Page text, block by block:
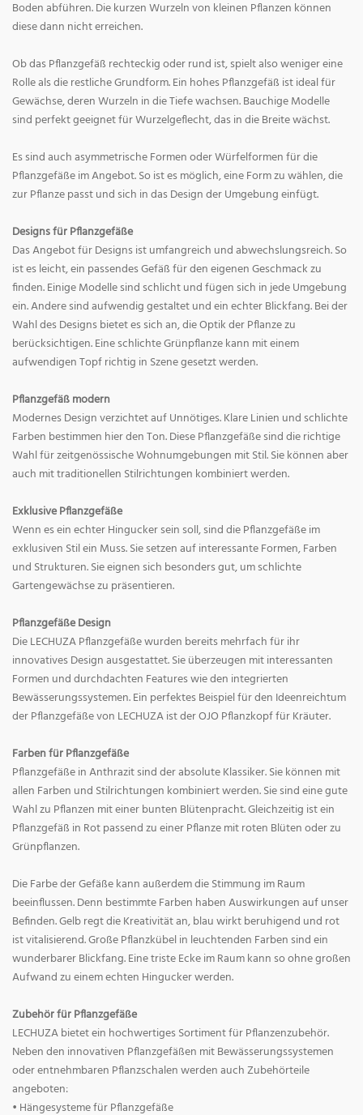
Boden abführen. Die kurzen Wurzeln von kleinen Pflanzen können
diese dann nicht erreichen.
Ob das Pflanzgefäß rechteckig oder rund ist, spielt also weniger eine
Rolle als die restliche Grundform. Ein hohes Pflanzgefäß ist ideal für
Gewächse, deren Wurzeln in die Tiefe wachsen. Bauchige Modelle
sind perfekt geeignet für Wurzelgeflecht, das in die Breite wächst.
Es sind auch asymmetrische Formen oder Würfelformen für die
Pflanzgefäße im Angebot. So ist es möglich, eine Form zu wählen, die
zur Pflanze passt und sich in das Design der Umgebung einfügt.
Designs für Pflanzgefäße
Das Angebot für Designs ist umfangreich und abwechslungsreich. So
ist es leicht, ein passendes Gefäß für den eigenen Geschmack zu
finden. Einige Modelle sind schlicht und fügen sich in jede Umgebung
ein. Andere sind aufwendig gestaltet und ein echter Blickfang. Bei der
Wahl des Designs bietet es sich an, die Optik der Pflanze zu
berücksichtigen. Eine schlichte Grünpflanze kann mit einem
aufwendigen Topf richtig in Szene gesetzt werden.
Pflanzgefäß modern
Modernes Design verzichtet auf Unnötiges. Klare Linien und schlichte
Farben bestimmen hier den Ton. Diese Pflanzgefäße sind die richtige
Wahl für zeitgenössische Wohnumgebungen mit Stil. Sie können aber
auch mit traditionellen Stilrichtungen kombiniert werden.
Exklusive Pflanzgefäße
Wenn es ein echter Hingucker sein soll, sind die Pflanzgefäße im
exklusiven Stil ein Muss. Sie setzen auf interessante Formen, Farben
und Strukturen. Sie eignen sich besonders gut, um schlichte
Gartengewächse zu präsentieren.
Pflanzgefäße Design
Die LECHUZA Pflanzgefäße wurden bereits mehrfach für ihr
innovatives Design ausgestattet. Sie überzeugen mit interessanten
Formen und durchdachten Features wie den integrierten
Bewässerungssystemen. Ein perfektes Beispiel für den Ideenreichtum
der Pflanzgefäße von LECHUZA ist der OJO Pflanzkopf für Kräuter.
Farben für Pflanzgefäße
Pflanzgefäße in Anthrazit sind der absolute Klassiker. Sie können mit
allen Farben und Stilrichtungen kombiniert werden. Sie sind eine gute
Wahl zu Pflanzen mit einer bunten Blütenpracht. Gleichzeitig ist ein
Pflanzgefäß in Rot passend zu einer Pflanze mit roten Blüten oder zu
Grünpflanzen.
Die Farbe der Gefäße kann außerdem die Stimmung im Raum
beeinflussen. Denn bestimmte Farben haben Auswirkungen auf unser
Befinden. Gelb regt die Kreativität an, blau wirkt beruhigend und rot
ist vitalisierend. Große Pflanzkübel in leuchtenden Farben sind ein
wunderbarer Blickfang. Eine triste Ecke im Raum kann so ohne großen
Aufwand zu einem echten Hingucker werden.
Zubehör für Pflanzgefäße
LECHUZA bietet ein hochwertiges Sortiment für Pflanzenzubehör.
Neben den innovativen Pflanzgefäßen mit Bewässerungssystemen
oder entnehmbaren Pflanzschalen werden auch Zubehörteile
angeboten:
• Hängesysteme für Pflanzgefäße